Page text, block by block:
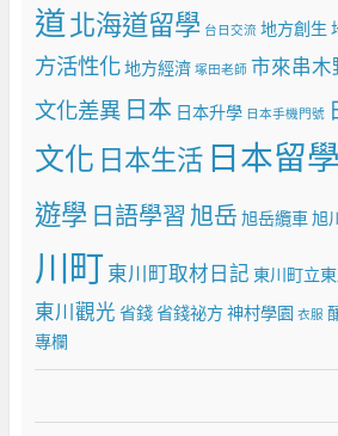
道北海道留學 台日交流 地方創生
方活性化地方經濟 塚田老師 市來串木
文化差異 日本 日本升學 日本手機門號
文化 日本生活 日本留學
遊學 日語學習旭岳 旭岳纜車旭
川町東川町取材日記 東川町立
東川觀光 省錢省錢祕方神村學園 衣服
專欄